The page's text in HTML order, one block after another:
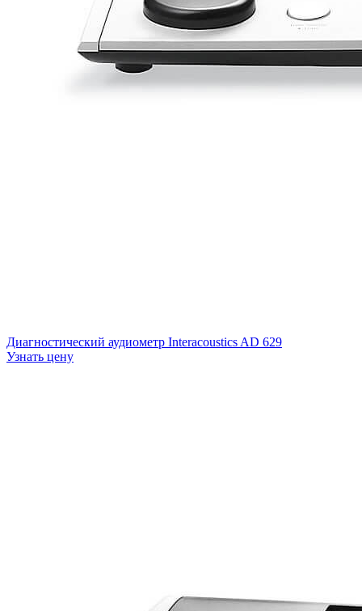
Диагностический аудиометр Interacoustics AD 629
Узнать цену